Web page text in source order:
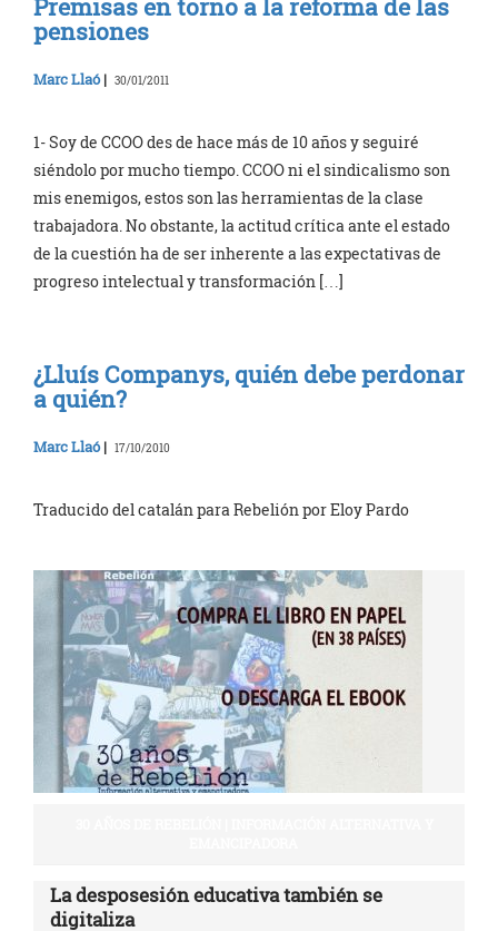
pensiones
Marc Llaó| 30/01/2011
1- Soy de CCOO des de hace más de 10 años y seguiré
siéndolo por mucho tiempo. CCOO ni el sindicalismo son
mis enemigos, estos son las herramientas de la clase
trabajadora. No obstante, la actitud crítica ante el estado
de la cuestión ha de ser inherente a las expectativas de
progreso intelectual y transformación […]
¿Lluís Companys, quién debe perdonar
a quién?
Marc Llaó| 17/10/2010
Traducido del catalán para Rebelión por Eloy Pardo
La desposesión educativa también se
digitaliza